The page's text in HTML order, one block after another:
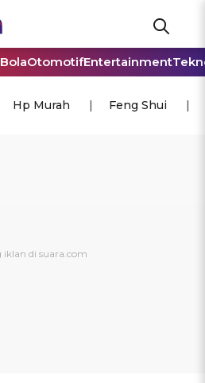
BolaOtomotifEntertainment
Hp Murah Feng Shui